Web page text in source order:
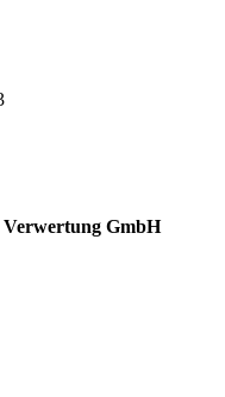
Verwertung GmbH